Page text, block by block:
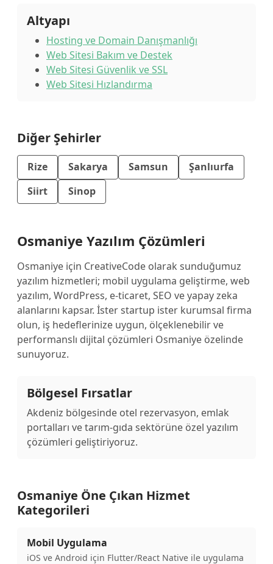
Altyapı
Hosting ve Domain Danışmanlığı
Web Sitesi Bakım ve Destek
Web Sitesi Güvenlik ve SSL
Web Sitesi Hızlandırma
Diğer Şehirler
Rize Sakarya Samsun
Şanlıurfa
Siirt
Sinop
Osmaniye Yazılım Çözümleri
Osmaniye için CreativeCode olarak sunduğumuz
yazılım hizmetleri; mobil uygulama geliştirme, web
yazılım, WordPress, e-ticaret, SEO ve yapay zeka
alanlarını kapsar. İster startup ister kurumsal firma
olun, iş hedeflerinize uygun, ölçeklenebilir ve
performanslı dijital çözümleri Osmaniye özelinde
sunuyoruz.
Bölgesel Fırsatlar
Akdeniz bölgesinde otel rezervasyon, emlak
portalları ve tarım-gıda sektörüne özel yazılım
çözümleri geliştiriyoruz.
Osmaniye Öne Çıkan Hizmet
Kategorileri
Mobil Uygulama
iOS ve Android için Flutter/React Native ile uygulama